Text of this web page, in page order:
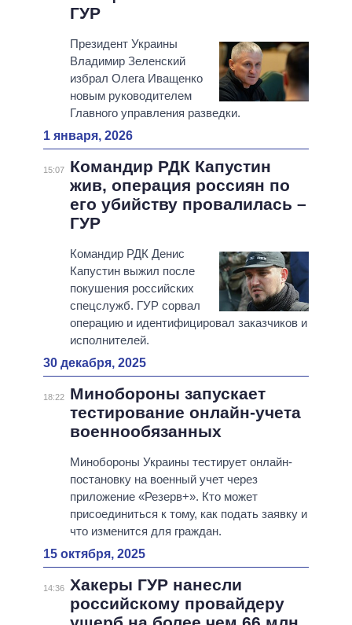
ГУР
Президент Украины
Владимир Зеленский
избрал Олега Иващенко
новым руководителем
Главного управления разведки.
1 января, 2026
15:07
Командир РДК Капустин
жив, операция россиян по
его убийству провалилась –
ГУР
Командир РДК Денис
Капустин выжил после
покушения российских
спецслужб. ГУР сорвал
операцию и идентифицировал заказчиков и
исполнителей.
30 декабря, 2025
18:22
Минобороны запускает
тестирование онлайн-учета
военнообязанных
Минобороны Украины тестирует онлайн-
постановку на военный учет через
приложение «Резерв+». Кто может
присоединиться к тому, как подать заявку и
что изменится для граждан.
15 октября, 2025
14:36 Хакеры ГУР нанесли
российскому провайдеру